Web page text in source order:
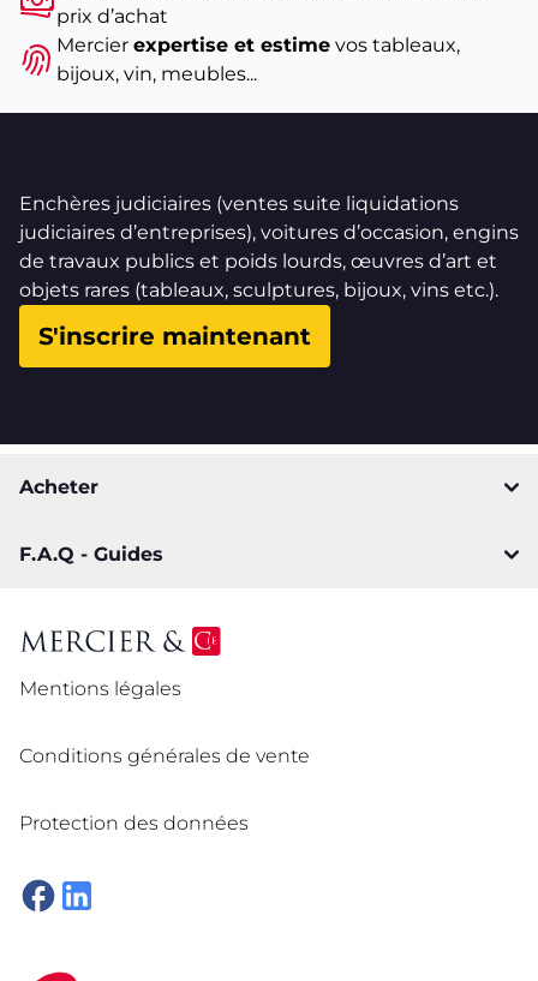
prix d’achat
Mercier expertise et estimevos tableaux,
bijoux, vin, meubles...
Enchères judiciaires (ventes suite liquidations
judiciaires d’entreprises), voitures d’occasion, engins
de travaux publics et poids lourds, œuvres d’art et
objets rares (tableaux, sculptures, bijoux, vins etc.).
S'inscrire maintenant
Acheter
F.A.Q - Guides
Mentions légales
Conditions générales de vente
Protection des données